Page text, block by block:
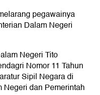
pegawainya
Dalam Negeri
Negeri Tito
Nomor 11 Tahun
Sipil Negara di
dan Pemerintah